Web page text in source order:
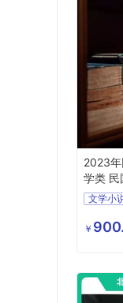
2023
学类 民
文学小
历史书
￥